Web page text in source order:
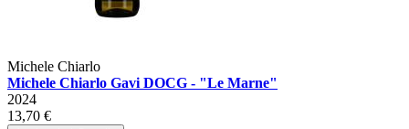
Michele Chiarlo
Michele Chiarlo Gavi DOCG - "Le Marne"
2024
13,70 €